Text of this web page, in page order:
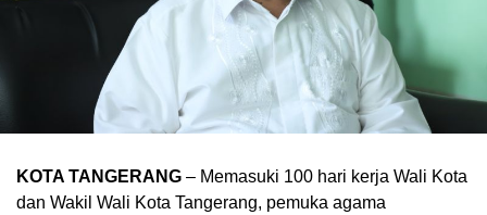
KOTA TANGERANG – Memasuki 100 hari kerja Wali Kota
dan Wakil Wali Kota Tangerang, pemuka agama